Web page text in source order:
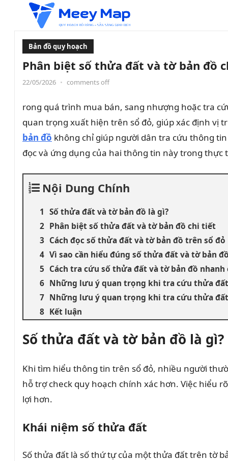
Bản đồ quy hoạch
Phân biệt số thửa đất và tờ bản đồ
22/05/2026 • comments off
rong quá trình mua bán, sang nhượng hoặc tra
quan trọng xuất hiện trên sổ đỏ, giúp xác định vị
bản đồ không chỉ giúp người dân tra cứu thông
đọc và ứng dụng của hai thông tin này trong thực
Nội Dung Chính
Số thửa đất và tờ bản đồ là gì?
Phân biệt số thửa đất và tờ bản đồ chi tiết
Cách đọc số thửa đất và tờ bản đồ trên sổ đỏ
Vì sao cần hiểu đúng số thửa đất và tờ bản
Cách tra cứu số thửa đất và tờ bản đồ nhanh
Những lưu ý quan trọng khi tra cứu thửa đất
Những lưu ý quan trọng khi tra cứu thửa đất
Kết luận
Số thửa đất và tờ bản đồ là gì?
Khi tìm hiểu thông tin trên sổ đỏ, nhiều người
hỗ trợ check quy hoạch chính xác hơn. Việc hiểu
lợi hơn.
Khái niệm số thửa đất
Số thửa đất là số thứ tự của một thửa đất trên tờ